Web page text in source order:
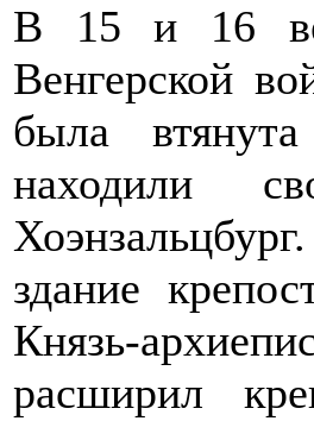
В 15 и 16
Венгерской
была
находили
здание
Князь-
расширил